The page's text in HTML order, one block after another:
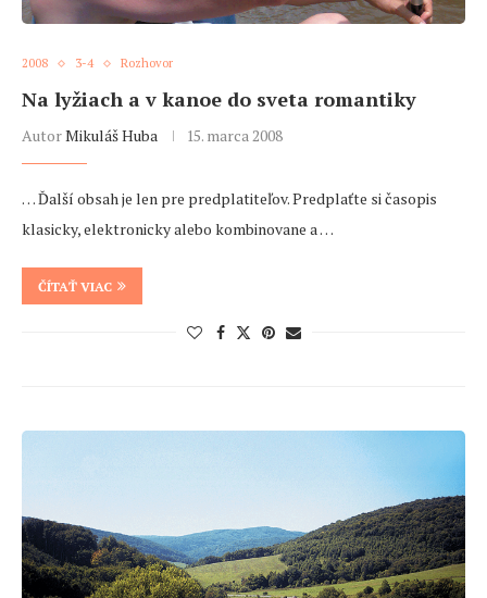
2008 3-4 Rozhovor
Na lyžiach a v kanoe do sveta romantiky
AutorMikuláš Huba 15. marca 2008
… Ďalší obsah je len pre predplatiteľov. Predplaťte si časopis
klasicky, elektronicky alebo kombinovane a …
ČÍTAŤ VIAC